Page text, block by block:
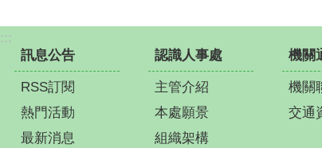
:::
訊息公告
RSS訂閱
熱門活動
最新消息
認識人事處
主管介紹
本處願景
組織架構
機關
機關
交通